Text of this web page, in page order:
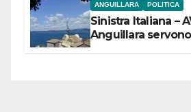
ANGUILLARA POLITICA
Sinistra Italiana –
Anguillara